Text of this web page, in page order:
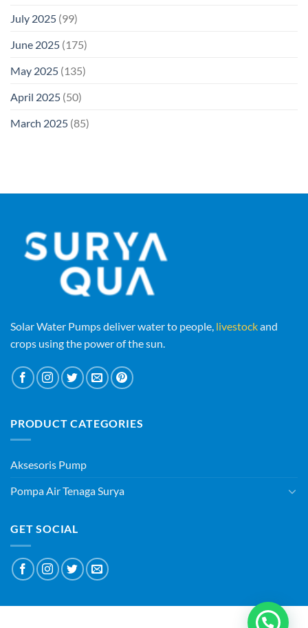
July 2025 (99)
June 2025 (175)
May 2025 (135)
April 2025 (50)
March 2025 (85)
Solar Water Pumps deliver water to people, livestockand
crops using the power of the sun.
PRODUCT CATEGORIES
Aksesoris Pump
Pompa Air Tenaga Surya
GET SOCIAL